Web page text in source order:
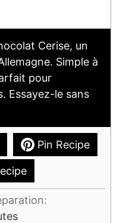
Cerise, un
Simple à
pour
Essayez-le sans
Pin Recipe